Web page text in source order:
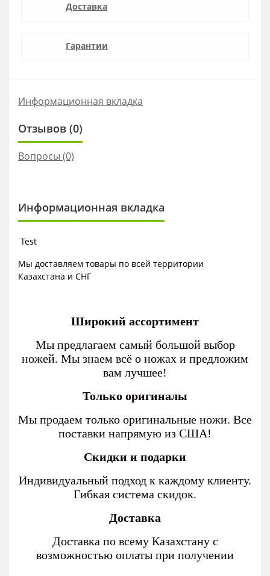
Доставка
Гарантии
Информационная вкладка
Отзывов (0)
Вопросы (0)
Информационная вкладка
Test
Мы доставляем товары по всей территории
Казахстана и СНГ
Широкий ассортимент
Мы предлагаем самый большой выбор
ножей. Мы знаем всё о ножах и предложим
вам лучшее!
Только оригиналы
Мы продаем только оригинальные ножи. Все
поставки напрямую из США!
Скидки и подарки
Индивидуальный подход к каждому клиенту.
Гибкая система скидок.
Доставка
Доставка по всему Казахстану с
возможностью оплаты при получении